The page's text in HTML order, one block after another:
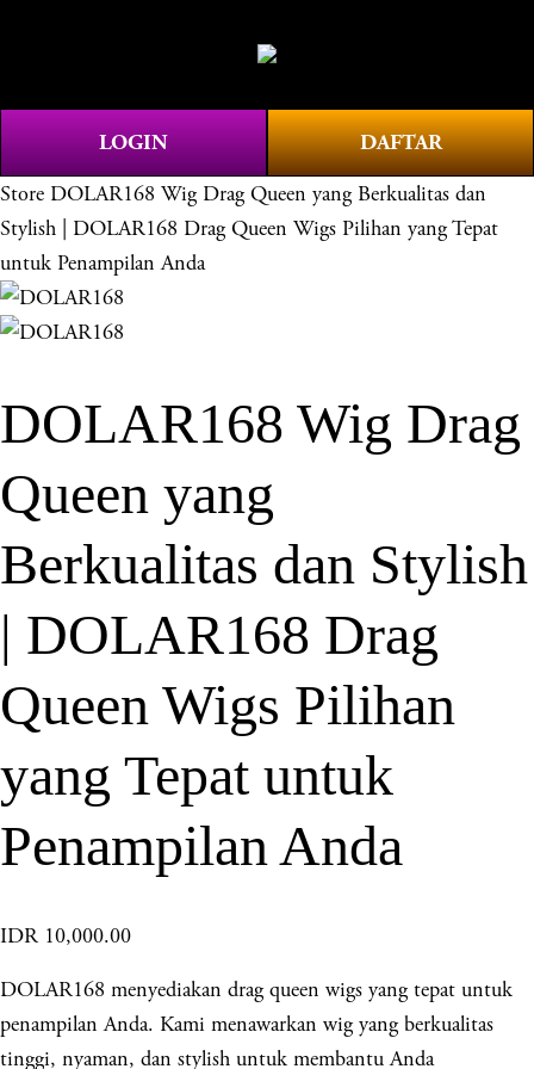
e
n
u
LOGIN DAFTAR
Store DOLAR168 Wig Drag Queen yang Berkualitas dan
Stylish | DOLAR168 Drag Queen Wigs Pilihan yang Tepat
untuk Penampilan Anda
DOLAR168 Wig Drag
Queen yang
Berkualitas dan Stylish
| DOLAR168 Drag
Queen Wigs Pilihan
yang Tepat untuk
Penampilan Anda
IDR 10,000.00
DOLAR168 menyediakan drag queen wigs yang tepat untuk
penampilan Anda. Kami menawarkan wig yang berkualitas
tinggi, nyaman, dan stylish untuk membantu Anda